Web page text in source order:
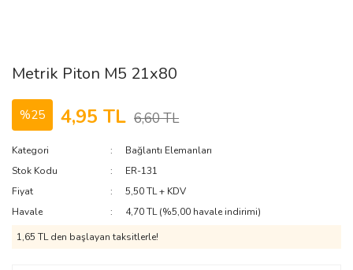
Metrik Piton M5 21x80
%25 4,95 TL 6,60 TL
Kategori
Bağlantı Elemanları
Stok Kodu
ER-131
Fiyat
5,50 TL + KDV
Havale
4,70 TL (%5,00 havale indirimi)
1,65 TL den başlayan taksitlerle!